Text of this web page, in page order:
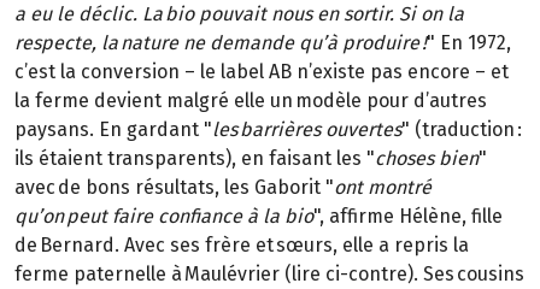
a eu le déclic. La bio pouvait nous en sortir. Si on la
respecte, la nature ne demande qu’à produire !" En 1972,
c’est la conversion – le label AB n’existe pas encore – et
la ferme devient malgré elle un modèle pour d’autres
paysans. En gardant "les barrières ouvertes" (traduction :
ils étaient transparents), en faisant les "choses bien"
avec de bons résultats, les Gaborit "ont montré
qu’on peut faire confiance à la bio", affirme Hélène, fille
de Bernard. Avec ses frère et sœurs, elle a repris la
ferme paternelle à Maulévrier (lire ci-contre). Ses cousins